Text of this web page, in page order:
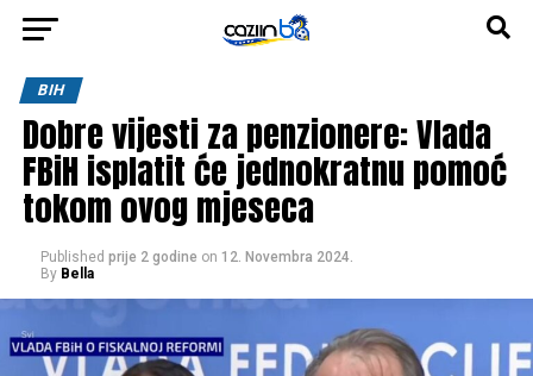
BIH
Dobre vijesti za penzionere: Vlada
FBiH isplatit će jednokratnu pomoć
tokom ovog mjeseca
Published prije 2 godine on 12. Novembra 2024.
By Bella